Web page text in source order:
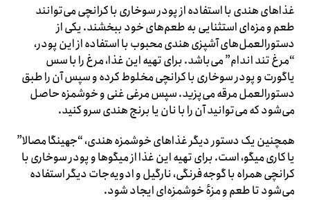
غذاهای هندی با استفاده از پودر سوخاری با کرانچی می‌توانند
طعم و مزه‌ای استثنایی به طعم‌های خود ببخشند. یکی از
دستورالعمل‌های آشپزی هندی محبوب با استفاده از این پودر،
“مرغ تند اندام” می‌باشد. برای تهیه این غذا، مرغ را با سس
یاگورت و پودر سوخاری با کرانچی مخلوط کرده و سپس آن را طبق
دستورالعمل مرقه می‌پزید. سپس مرغی غنی و خوشمزه حاصل
می‌شود که می‌توانید آن را با نان یا برنج هندی سرو کنید.
همچنین یک دستور دیگر غذاهای خوشمزه هندی، “جھینگا مصالا”
یا کاری میگو، است. برای تهیه این غذا از میگوها و پودر سوخاری با
کرانچی همراه با گوجه‌فرنگی، نارگیل و ادویه‌جات دیگر استفاده
می‌شود تا طعم و مزهٔ خوشمزه‌ای ایجاد شود.